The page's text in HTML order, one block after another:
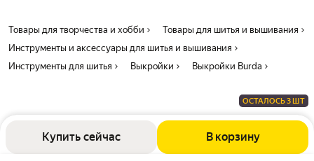
Купить сейчас В корзину
Товары для творчества и хобби
Товары для шитья и вышивания
Инструменты и аксессуары для шитья и вышивания
Инструменты для шитья
Выкройки Выкройки Burda
ОСТАЛОСЬ 3 ШТ